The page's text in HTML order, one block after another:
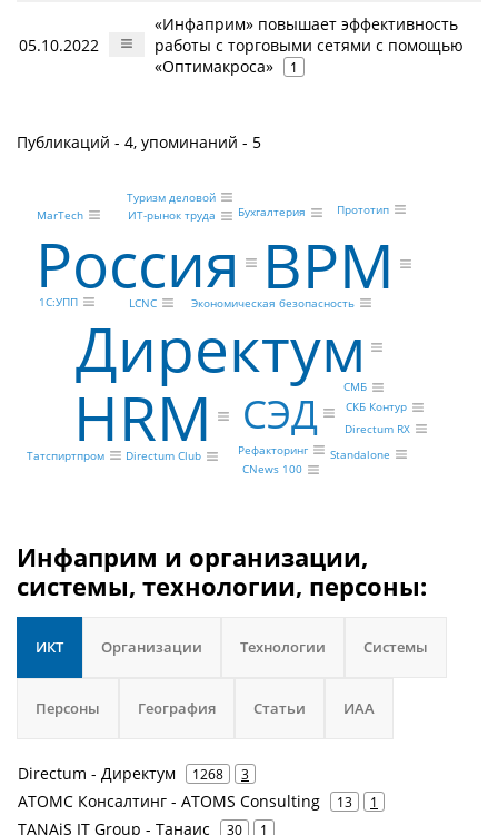
05.10.2022
«Инфаприм» повышает эффективность
работы с торговыми сетями с помощью
«Оптимакроса»
1
Публикаций - 4, упоминаний - 5
Директум
BPM
HRM
Россия
СЭД
Татспиртпром
Экономическая безопасность
Прототип
LCNC
Рефакторинг Standalone
1С:УПП
Directum Club
Directum RX
СКБ Контур
Бухгалтерия
ИТ-рынок труда
MarTech
Туризм деловой
СМБ
CNews 100
Инфаприм и организации,
системы, технологии, персоны:
ИКТ Организации Технологии Системы
Персоны География Статьи ИАА
Directum - Директум 1268 3
АТОМС Консалтинг - ATOMS Consulting 13 1
TANAiS IT Group - Танаис 30 1